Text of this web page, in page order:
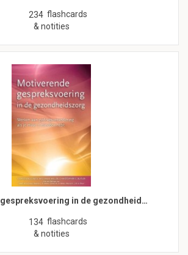
234 flashcards
& notities
in de gezondheid…
134 flashcards
& notities